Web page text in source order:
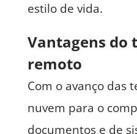
estilo de vida.
Vantagens do
remoto
Com o avanço das
nuvem para o
documentos e de